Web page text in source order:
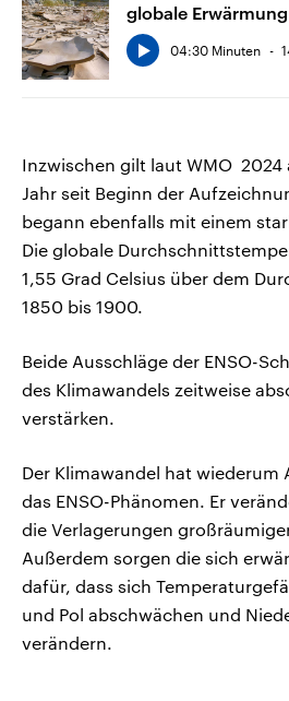
globale
04:30 Minuten
Inzwischen gilt laut WMO 2024
Jahr seit Beginn der
begann ebenfalls mit einem
Die globale
1,55 Grad Celsius über dem
1850 bis 1900.
Beide Ausschläge der ENSO-
des Klimawandels zeitweise
verstärken.
Der Klimawandel hat wiederum
das ENSO-Phänomen. Er
die Verlagerungen
Außerdem sorgen die sich
dafür, dass sich
und Pol abschwächen und
verändern.